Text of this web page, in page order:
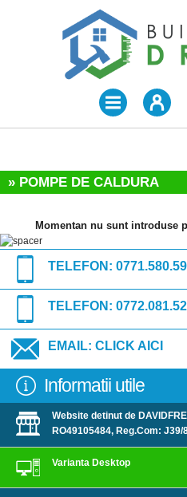
» POMPE DE CALDURA
Momentan nu sunt introduse
TELEFON:
TELEFON:
EMAIL: CLICK AICI
Informatii utile
Website detinut de
RO49105484, Reg.Com: J39/
Varianta Desktop